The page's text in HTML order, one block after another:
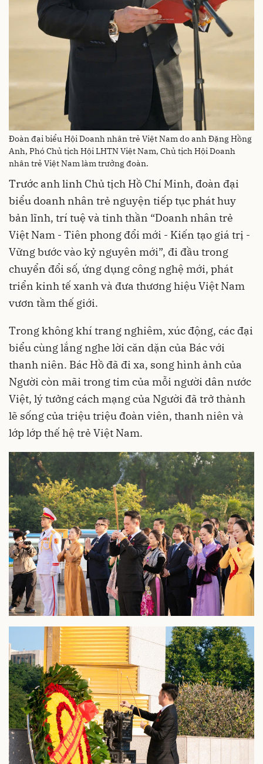
Đoàn đại biểu Hội Doanh nhân trẻ Việt Nam do anh Đặng Hồng
Anh, Phó Chủ tịch Hội LHTN Việt Nam, Chủ tịch Hội Doanh
nhân trẻ Việt Nam làm trưởng đoàn.
Trước anh linh Chủ tịch Hồ Chí Minh, đoàn đại
biểu doanh nhân trẻ nguyện tiếp tục phát huy
bản lĩnh, trí tuệ và tinh thần “Doanh nhân trẻ
Việt Nam - Tiên phong đổi mới - Kiến tạo giá trị -
Vững bước vào kỷ nguyên mới”, đi đầu trong
chuyển đổi số, ứng dụng công nghệ mới, phát
triển kinh tế xanh và đưa thương hiệu Việt Nam
vươn tầm thế giới.
Trong không khí trang nghiêm, xúc động, các đại
biểu cùng lắng nghe lời căn dặn của Bác với
thanh niên. Bác Hồ đã đi xa, song hình ảnh của
Người còn mãi trong tim của mỗi người dân nước
Việt, lý tưởng cách mạng của Người đã trở thành
lẽ sống của triệu triệu đoàn viên, thanh niên và
lớp lớp thế hệ trẻ Việt Nam.